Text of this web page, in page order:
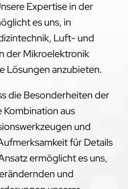
Expertise in der
es uns, in
Luft- und
der Mikroelektronik
Lösungen anzubieten.
die Besonderheiten der
Kombination aus
und
für Details
ermöglicht es uns,
und